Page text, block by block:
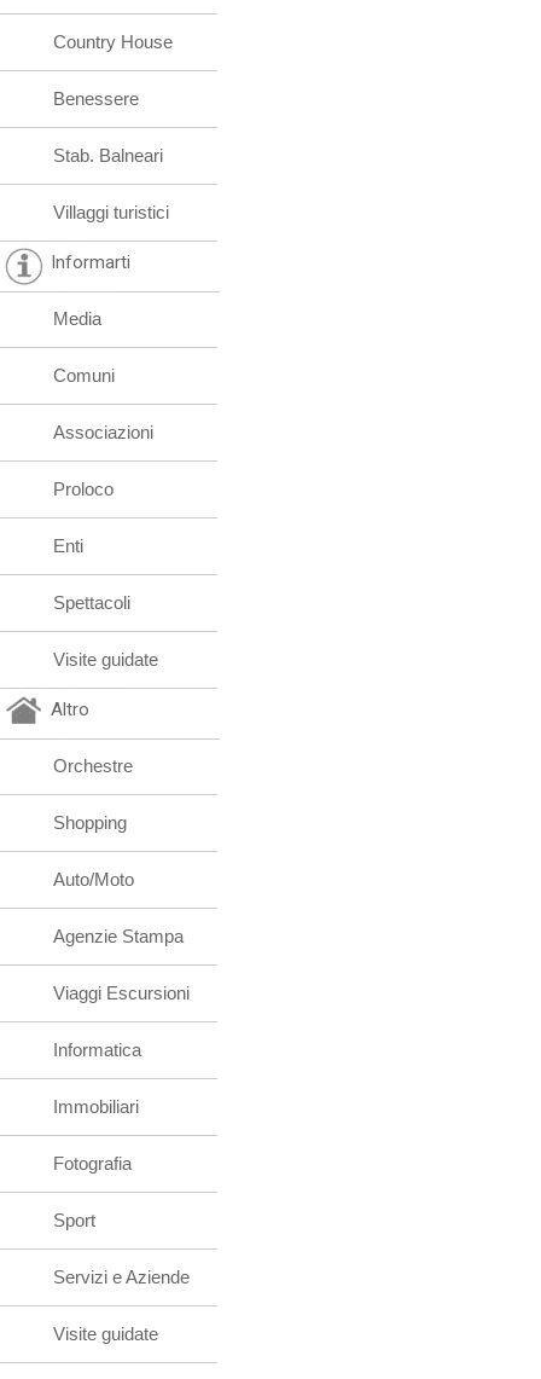
Country House
Benessere
Stab. Balneari
Villaggi turistici
Informarti
Media
Comuni
Associazioni
Proloco
Enti
Spettacoli
Visite guidate
Altro
Orchestre
Shopping
Auto/Moto
Agenzie Stampa
Viaggi Escursioni
Informatica
Immobiliari
Fotografia
Sport
Servizi e Aziende
Visite guidate